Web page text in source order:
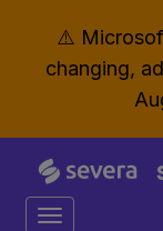
⚠️
changing,
Toggle